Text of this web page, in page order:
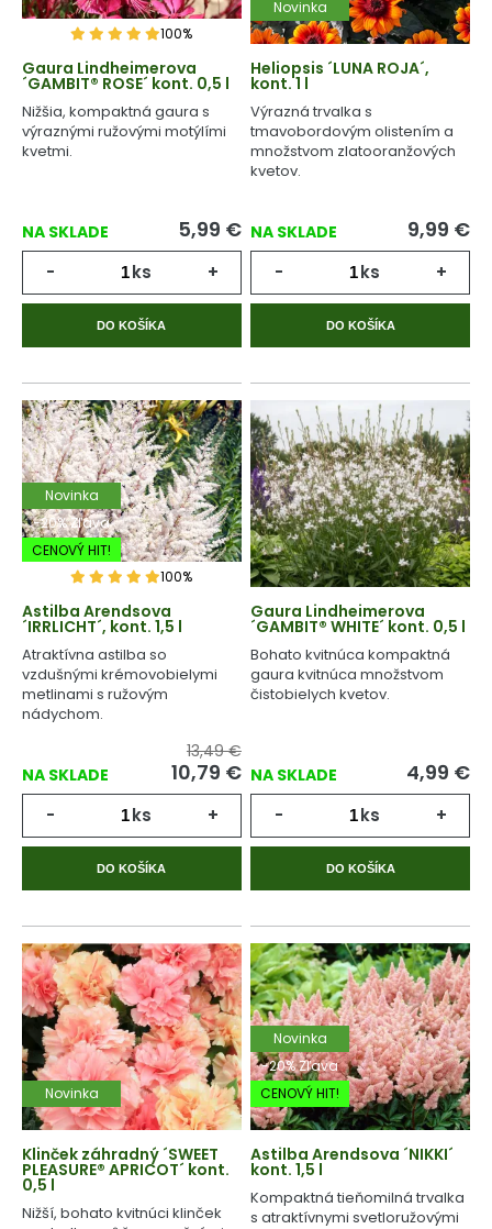
100%
Gaura Lindheimerova
´GAMBIT® ROSE´ kont. 0,5 l
Nižšia, kompaktná gaura s
výraznými ružovými motýlími
kvetmi.
NA SKLADE 5,99 €
- ks +
DO KOŠÍKA
Novinka
Heliopsis ´LUNA ROJA´,
kont. 1 l
Výrazná trvalka s
tmavobordovým olistením a
množstvom zlatooranžových
kvetov.
NA SKLADE 9,99 €
- ks +
DO KOŠÍKA
Novinka
-20% Zľava
CENOVÝ HIT!
100%
Astilba Arendsova
´IRRLICHT´, kont. 1,5 l
Atraktívna astilba so
vzdušnými krémovobielymi
metlinami s ružovým
nádychom.
NA SKLADE
13,49 €
10,79 €
- ks +
DO KOŠÍKA
Gaura Lindheimerova
´GAMBIT® WHITE´ kont. 0,5 l
Bohato kvitnúca kompaktná
gaura kvitnúca množstvom
čistobielych kvetov.
NA SKLADE 4,99 €
- ks +
DO KOŠÍKA
Novinka
Klinček záhradný ´SWEET
PLEASURE® APRICOT´ kont.
0,5 l
Nižší, bohato kvitnúci klinček
Novinka
-20% Zľava
CENOVÝ HIT!
Astilba Arendsova ´NIKKI´
kont. 1,5 l
Kompaktná tieňomilná trvalka
s atraktívnymi svetloružovými